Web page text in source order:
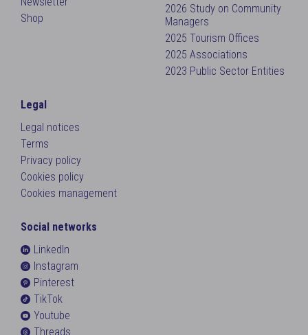
Shop
2026 Study on Community
Managers
2025 Tourism Offices
2025 Associations
2023 Public Sector Entities
Legal
Legal notices
Terms
Privacy policy
Cookies policy
Cookies management
Social networks
LinkedIn
Instagram
Pinterest
TikTok
Youtube
Threads